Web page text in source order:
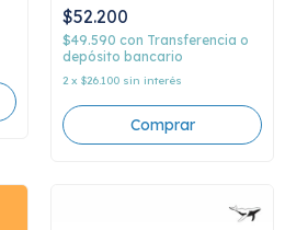
$52.200
$49.590 con Transferencia o
depósito bancario
2 x $26.100 sin interés